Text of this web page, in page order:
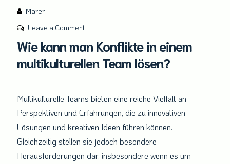
Maren
Leave a Commenton
kann
man
einem
multikulturellen
Team
lösen?
Wie kann man Konflikte in einem
multikulturellen Team lösen?
Multikulturelle Teams bieten eine reiche Vielfalt an
Perspektiven und Erfahrungen, die zu innovativen
Lösungen und kreativen Ideen führen können.
Gleichzeitig stellen sie jedoch besondere
Herausforderungen dar, insbesondere wenn es um